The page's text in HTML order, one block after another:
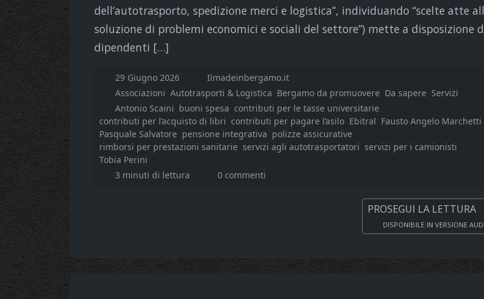
dell’autotrasporto, spedizione merci e logistica”, individuando “scelte atte
soluzione di problemi economici e sociali del settore”) mette a disposizione
dipendenti […]
29 Giugno 2026
Ilmadeinbergamo.it
Associazioni Autotrasporti & Logistica Bergamo da promuovere Da sapere Servizi
Antonio Scaini buoni spesa contributi per le tasse universitarie
contributi per l’acquisto di libri contributi per pagare l’asilo Ebitral Fausto Angelo Marchetti
Pasquale Salvatore pensione integrativa polizze assicurative
rimborsi per prestazioni sanitarie servizi agli autotrasportatori servizi per i camionisti
Tobia Perini
3 minuti di lettura
0 commenti
PROSEGUI LA LETTURA
DISPONIBILE IN VERSIONE